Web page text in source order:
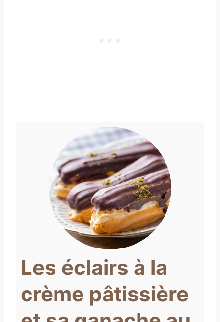
Les éclairs à la
crème pâtissière